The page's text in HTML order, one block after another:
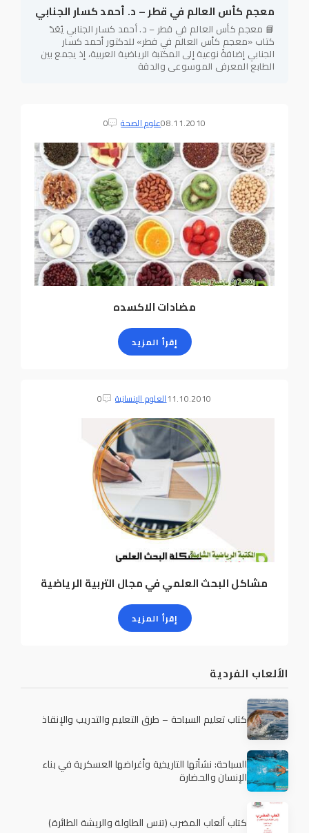
معجم كأس العالم في قطر – د. أحمد كسار الجنابي
📘 معجم كأس العالم في قطر – د. أحمد كسار الجنابي يُعَدّ
كتاب «معجم كأس العالم في قطر» للدكتور أحمد كسار
الجنابي إضافةً نوعية إلى المكتبة الرياضية العربية، إذ يجمع بين
الطابع المعرفي الموسوعي والدقة
08.11.2010علوم الصحة 0
مضادات الاكسده
إقرأ المزيد
11.10.2010العلوم الإنسانية 0
مشاكل البحث العلمي في مجال التربية الرياضية
إقرأ المزيد
الألعاب الفردية
كتاب تعليم السباحة – طرق التعليم والتدريب والإنقاذ
السباحة: نشأتها التاريخية وأغراضها العسكرية في بناء
الإنسان والحضارة
كتاب ألعاب المضرب (تنس الطاولة والريشة الطائرة)